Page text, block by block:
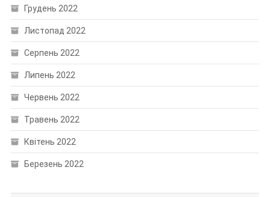
Грудень 2022
Листопад 2022
Серпень 2022
Липень 2022
Червень 2022
Травень 2022
Квітень 2022
Березень 2022